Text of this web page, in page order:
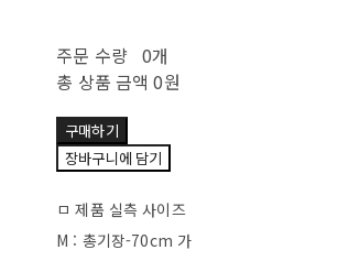
주문 수량 0개
총 상품 금액 0원
구매하기
장바구니에 담기
ㅁ 제품 실측 사이즈
M : 총기장-70cm 가